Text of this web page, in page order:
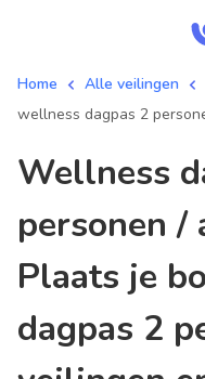
Home Alle veilingen
wellness dagpas 2
wellness dagpas 2
personen /
Plaats je
dagpas 2